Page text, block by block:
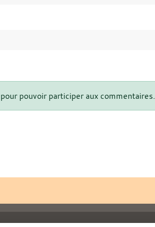
pour pouvoir participer aux commentaires.